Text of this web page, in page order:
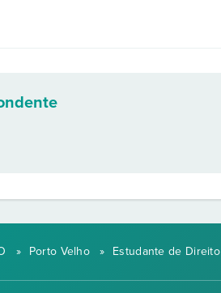
» Porto Velho » Estudante de Direito